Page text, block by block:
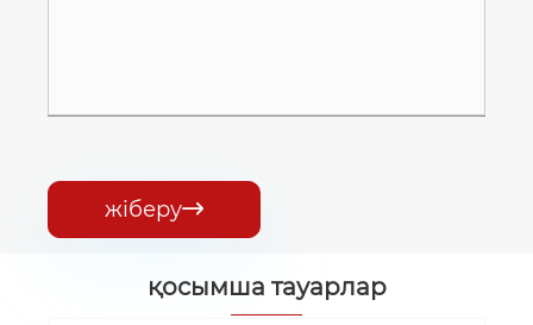
жіберу
қосымша тауарлар